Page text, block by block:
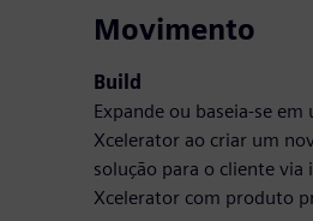
Movimento
Build
Expande ou baseia-se
Xcelerator ao criar um
solução para o cliente
Xcelerator com produto